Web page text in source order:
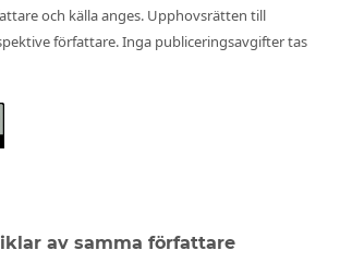
och källa anges. Upphovsrätten till
författare. Inga publiceringsavgifter tas
av samma författare